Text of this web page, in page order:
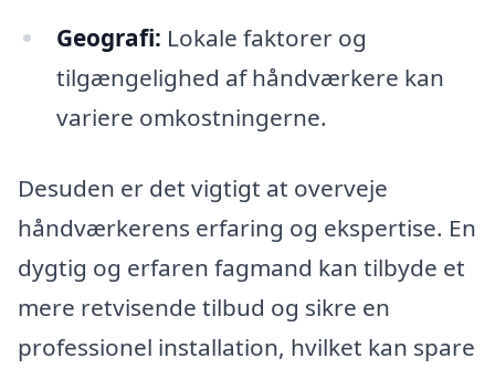
Geografi: Lokale faktorer og
tilgængelighed af håndværkere kan
variere omkostningerne.
Desuden er det vigtigt at overveje
håndværkerens erfaring og ekspertise. En
dygtig og erfaren fagmand kan tilbyde et
mere retvisende tilbud og sikre en
professionel installation, hvilket kan spare